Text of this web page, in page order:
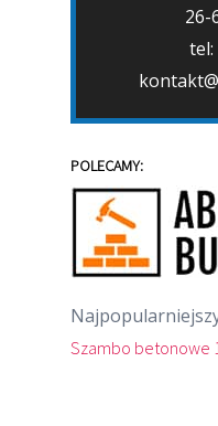
26-
tel:
POLECAMY:
Szambo betonowe